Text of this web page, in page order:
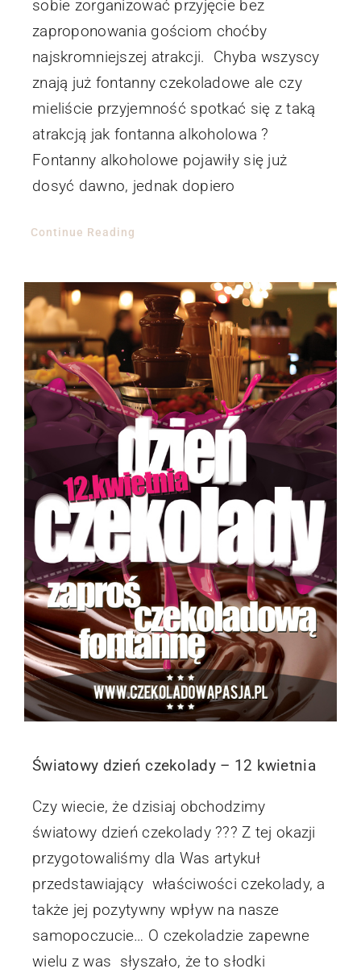
sobie zorganizować przyjęcie bez
zaproponowania gościom choćby
najskromniejszej atrakcji. Chyba wszyscy
znają już fontanny czekoladowe ale czy
mieliście przyjemność spotkać się z taką
atrakcją jak fontanna alkoholowa ?
Fontanny alkoholowe pojawiły się już
dosyć dawno, jednak dopiero
Continue Reading
Światowy dzień czekolady – 12 kwietnia
Czy wiecie, że dzisiaj obchodzimy
światowy dzień czekolady ??? Z tej okazji
przygotowaliśmy dla Was artykuł
przedstawiający właściwości czekolady, a
także jej pozytywny wpływ na nasze
samopoczucie… O czekoladzie zapewne
wielu z was słyszało, że to słodki